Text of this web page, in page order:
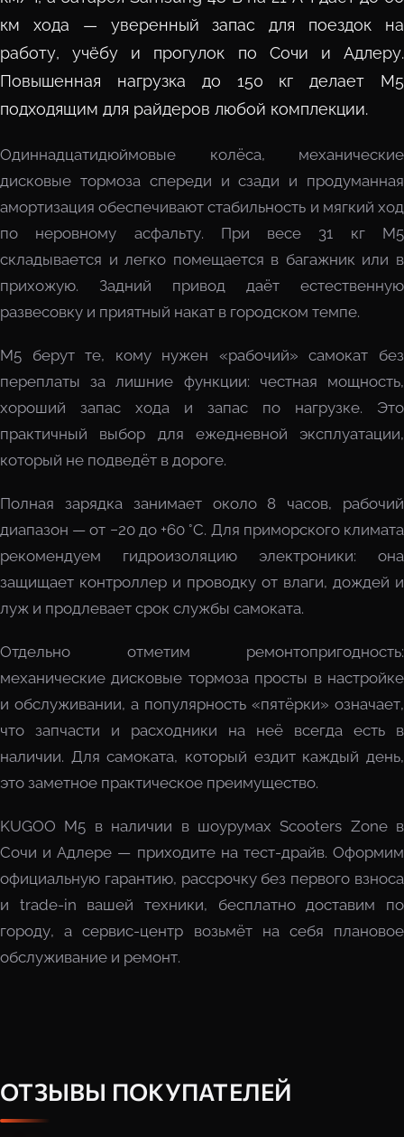
км хода — уверенный запас для поездок на
работу, учёбу и прогулок по Сочи и Адлеру.
Повышенная нагрузка до 150 кг делает M5
подходящим для райдеров любой комплекции.
Одиннадцатидюймовые колёса, механические
дисковые тормоза спереди и сзади и продуманная
амортизация обеспечивают стабильность и мягкий ход
по неровному асфальту. При весе 31 кг M5
складывается и легко помещается в багажник или в
прихожую. Задний привод даёт естественную
развесовку и приятный накат в городском темпе.
M5 берут те, кому нужен «рабочий» самокат без
переплаты за лишние функции: честная мощность,
хороший запас хода и запас по нагрузке. Это
практичный выбор для ежедневной эксплуатации,
который не подведёт в дороге.
Полная зарядка занимает около 8 часов, рабочий
диапазон — от −20 до +60 °C. Для приморского климата
рекомендуем гидроизоляцию электроники: она
защищает контроллер и проводку от влаги, дождей и
луж и продлевает срок службы самоката.
Отдельно отметим ремонтопригодность:
механические дисковые тормоза просты в настройке
и обслуживании, а популярность «пятёрки» означает,
что запчасти и расходники на неё всегда есть в
наличии. Для самоката, который ездит каждый день,
это заметное практическое преимущество.
KUGOO M5 в наличии в шоурумах Scooters Zone в
Сочи и Адлере — приходите на тест-драйв. Оформим
официальную гарантию, рассрочку без первого взноса
и trade-in вашей техники, бесплатно доставим по
городу, а сервис-центр возьмёт на себя плановое
обслуживание и ремонт.
ОТЗЫВЫ ПОКУПАТЕЛЕЙ